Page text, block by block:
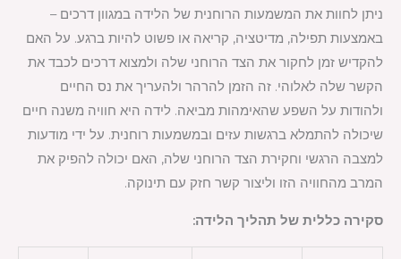
ניתן לחוות את המשמעות הרוחנית של הלידה במגוון דרכים –
באמצעות תפילה, מדיטציה, קריאה או פשוט להיות ברגע. על האם
להקדיש זמן לחקור את הצד הרוחני שלה ולמצוא דרכים לכבד את
הקשר שלה לאלוהי. זה הזמן להרהר ולהעריך את נס החיים
ולהודות על השפע שהאימהות מביאה. לידה היא חוויה משנה חיים
שיכולה להתמלא ברגשות עזים ובמשמעות רוחנית. על ידי מודעות
למצבה הרגשי וחקירת הצד הרוחני שלה, האם יכולה להפיק את
המרב מהחוויה הזו וליצור קשר חזק עם תינוקה.
סקירה כללית של תהליך הלידה: